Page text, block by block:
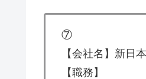
⑦
【会社名】新日
【職務】